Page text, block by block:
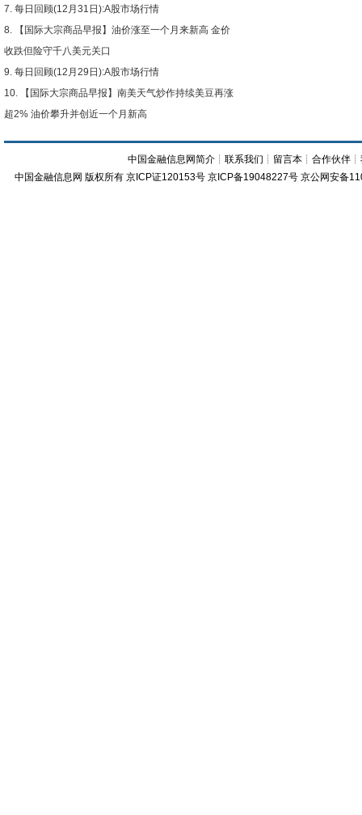
每日回顾(12月31日):A股市场行情
【国际大宗商品早报】油价涨至一个月来新高 金价
收跌但险守千八美元关口
每日回顾(12月29日):A股市场行情
【国际大宗商品早报】南美天气炒作持续美豆再涨
超2% 油价攀升并创近一个月新高
中国金融信息网简介 ┊联系我们 ┊ 留言本 ┊合作伙伴 ┊
中国金融信息网 版权所有 京ICP证120153号 京ICP备19048227号 京公网安备